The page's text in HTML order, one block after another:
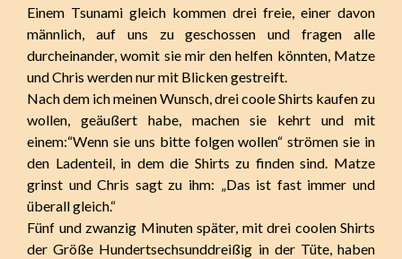
Einem Tsunami gleich kommen drei freie, einer davon
männlich, auf uns zu geschossen und fragen alle
durcheinander, womit sie mir den helfen könnten, Matze
und Chris werden nur mit Blicken gestreift.
Nach dem ich meinen Wunsch, drei coole Shirts kaufen zu
wollen, geäußert habe, machen sie kehrt und mit
einem:“Wenn sie uns bitte folgen wollen“ strömen sie in
den Ladenteil, in dem die Shirts zu finden sind. Matze
grinst und Chris sagt zu ihm: „Das ist fast immer und
überall gleich.“
Fünf und zwanzig Minuten später, mit drei coolen Shirts
der Größe Hundertsechsunddreißig in der Tüte, haben